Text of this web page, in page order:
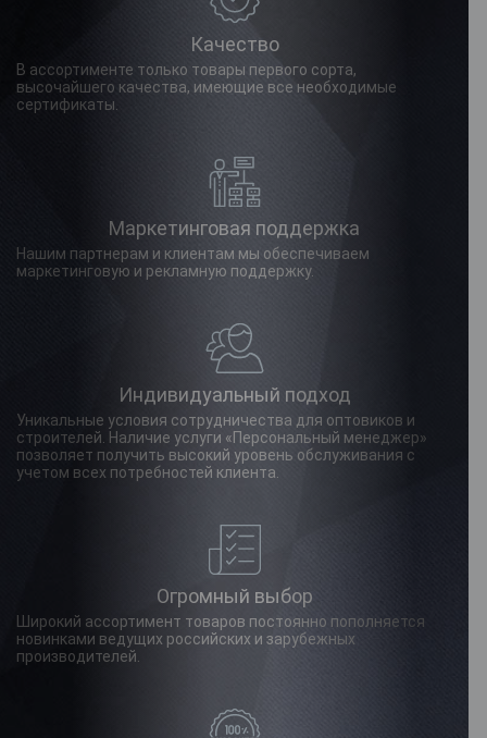
Качество
В ассортименте только товары первого сорта,
высочайшего качества, имеющие все необходимые
сертификаты.
Маркетинговая поддержка
Нашим партнерам и клиентам мы обеспечиваем
маркетинговую и рекламную поддержку.
Индивидуальный подход
Уникальные условия сотрудничества для оптовиков и
строителей. Наличие услуги «Персональный менеджер»
позволяет получить высокий уровень обслуживания с
учетом всех потребностей клиента.
Огромный выбор
Широкий ассортимент товаров постоянно пополняется
новинками ведущих российских и зарубежных
производителей.